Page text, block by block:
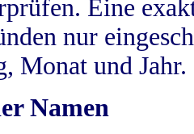
Eine
nur
Monat und Jahr.
Namen